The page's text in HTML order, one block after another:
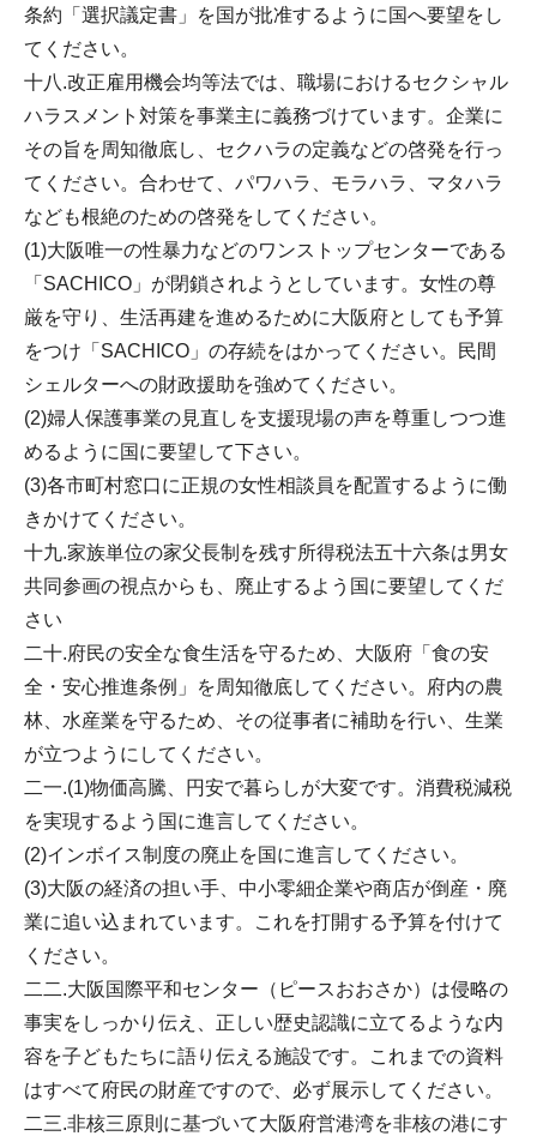
条約「選択議定書」を国が批准するように国へ要望をし
てください。
十八.改正雇用機会均等法では、職場におけるセクシャル
ハラスメント対策を事業主に義務づけています。企業に
その旨を周知徹底し、セクハラの定義などの啓発を行っ
てください。合わせて、パワハラ、モラハラ、マタハラ
なども根絶のための啓発をしてください。
(1)大阪唯一の性暴力などのワンストップセンターである
「SACHICO」が閉鎖されようとしています。女性の尊
厳を守り、生活再建を進めるために大阪府としても予算
をつけ「SACHICO」の存続をはかってください。民間
シェルターへの財政援助を強めてください。
(2)婦人保護事業の見直しを支援現場の声を尊重しつつ進
めるように国に要望して下さい。
(3)各市町村窓口に正規の女性相談員を配置するように働
きかけてください。
十九.家族単位の家父長制を残す所得税法五十六条は男女
共同参画の視点からも、廃止するよう国に要望してくだ
さい
二十.府民の安全な食生活を守るため、大阪府「食の安
全・安心推進条例」を周知徹底してください。府内の農
林、水産業を守るため、その従事者に補助を行い、生業
が立つようにしてください。
二一.(1)物価高騰、円安で暮らしが大変です。消費税減税
を実現するよう国に進言してください。
(2)インボイス制度の廃止を国に進言してください。
(3)大阪の経済の担い手、中小零細企業や商店が倒産・廃
業に追い込まれています。これを打開する予算を付けて
ください。
二二.大阪国際平和センター（ピースおおさか）は侵略の
事実をしっかり伝え、正しい歴史認識に立てるような内
容を子どもたちに語り伝える施設です。これまでの資料
はすべて府民の財産ですので、必ず展示してください。
二三.非核三原則に基づいて大阪府営港湾を非核の港にす